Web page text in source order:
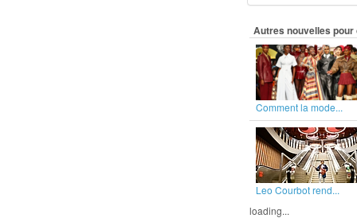
Autres nouvelles
Comment la mode...
Leo Courbot rend...
loading...